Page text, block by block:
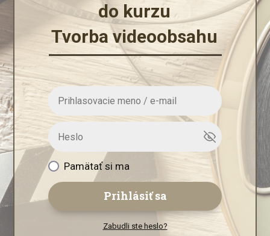
do kurzu
Tvorba videoobsahu
Pamätať si ma
Prihlásiť sa
Zabudli ste heslo?